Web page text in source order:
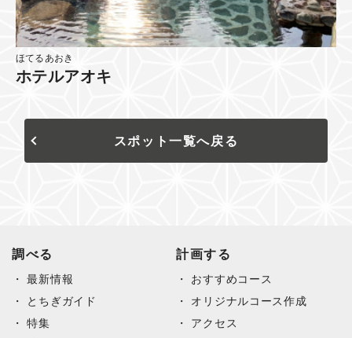
ほてるあおき
ホテルアオキ
スポット一覧へ戻る
調べる
最新情報
とちぎガイド
特集
計画する
おすすめコース
オリジナルコース作成
アクセス